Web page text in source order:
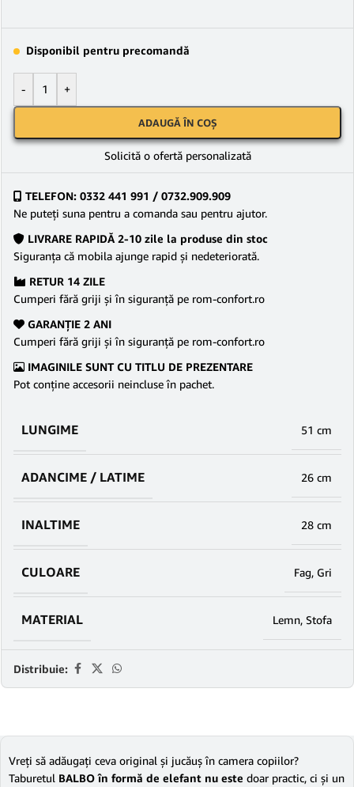
Disponibil pentru precomandă
- +
ADAUGĂ ÎN COȘ
Solicită o ofertă personalizată
TELEFON: 0332 441 991 / 0732.909.909
Ne puteţi suna pentru a comanda sau pentru ajutor.
LIVRARE RAPIDĂ 2-10 zile la produse din stoc
Siguranţa că mobila ajunge rapid şi nedeteriorată.
RETUR 14 ZILE
Cumperi fără griji şi în siguranţă pe rom-confort.ro
GARANŢIE 2 ANI
Cumperi fără griji şi în siguranţă pe rom-confort.ro
IMAGINILE SUNT CU TITLU DE PREZENTARE
Pot conține accesorii neincluse în pachet.
LUNGIME 51 cm
ADANCIME / LATIME 26 cm
INALTIME 28 cm
CULOARE Fag, Gri
MATERIAL Lemn, Stofa
Distribuie:
Vreţi să adăugaţi ceva original şi jucăuş în camera copiilor?
Taburetul BALBO în formă de elefant nu este doar practic, ci şi un